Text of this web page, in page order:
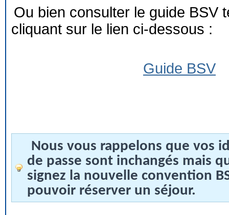
Ou bien consulter le guide BSV
cliquant sur le lien ci-dessous :
Guide BSV
Nous vous rappelons que vos
de passe sont inchangés mais
signez la nouvelle convention
pouvoir réserver un séjour.